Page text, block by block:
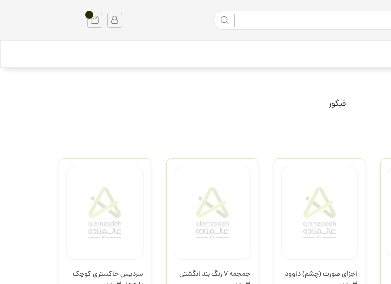
فیگور
اجزای صورت (چشم) داوود
جمجمه 7 رنگ بند انگشتی
سردیس خاکستری کوچک